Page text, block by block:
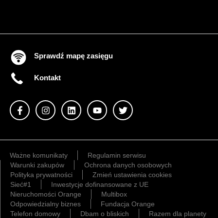
Sprawdź mapę zasięgu
Kontakt
Ważne komunikaty
Regulamin serwisu
Warunki zakupów
Ochrona danych osobowych
Polityka prywatności
Zmień ustawienia cookies
Sieć#1
Inwestycje dofinansowane z UE
Nieruchomości Orange
Multibox
Odpowiedzialny biznes
Fundacja Orange
Telefon domowy
Dbam o bliskich Razem dla planety